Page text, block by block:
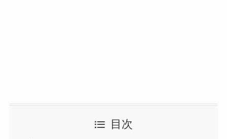
目次